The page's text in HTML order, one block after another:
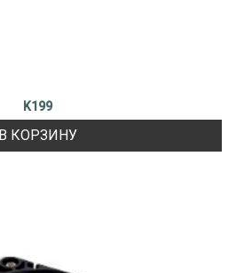
K199
В КОРЗИНУ